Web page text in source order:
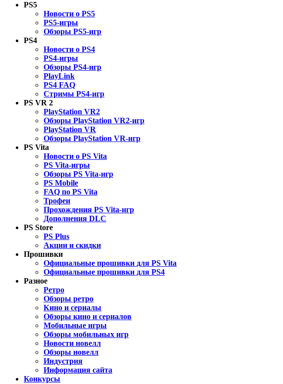
PS5
Новости о PS5
PS5-игры
Обзоры PS5-игр
PS4
Новости о PS4
PS4-игры
Обзоры PS4-игр
PlayLink
PS4 FAQ
Стримы PS4-игр
PS VR 2
PlayStation VR2
Обзоры PlayStation VR2-игр
PlayStation VR
Обзоры PlayStation VR-игр
PS Vita
Новости о PS Vita
PS Vita-игры
Обзоры PS Vita-игр
PS Mobile
FAQ по PS Vita
Трофеи
Прохождения PS Vita-игр
Дополнения DLC
PS Store
PS Plus
Акции и скидки
Прошивки
Официальные прошивки для PS Vita
Официальные прошивки для PS4
Разное
Ретро
Обзоры ретро
Кино и сериалы
Обзоры кино и сериалов
Мобильные игры
Обзоры мобильных игр
Новости новелл
Обзоры новелл
Индустрия
Информация сайта
Конкурсы